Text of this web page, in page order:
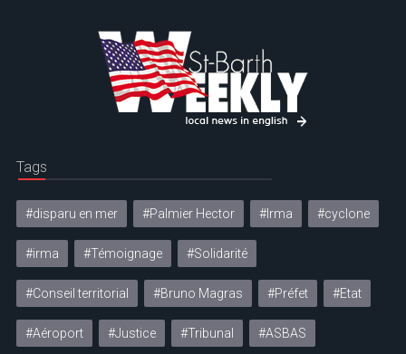
Tags
#disparu en mer #Palmier Hector #Irma #cyclone
#irma #Témoignage #Solidarité
#Conseil territorial #Bruno Magras #Préfet #Etat
#Aéroport #Justice #Tribunal #ASBAS